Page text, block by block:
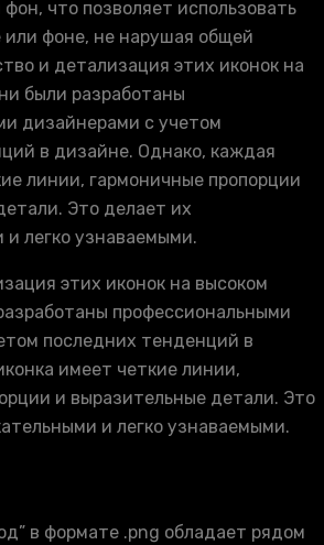
что позволяет использовать
фоне, не нарушая общей
и детализация этих иконок на
были разработаны
дизайнерами с учетом
в дизайне. Однако, каждая
линии, гармоничные пропорции
Это делает их
и легко узнаваемыми.
этих иконок на высоком
профессиональными
последних тенденций в
имеет четкие линии,
и выразительные детали. Это
и легко узнаваемыми.
в формате .png обладает рядом